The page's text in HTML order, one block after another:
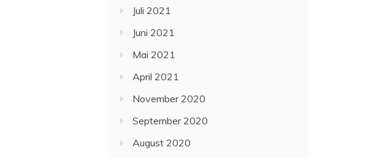
Juli 2021
Juni 2021
Mai 2021
April 2021
November 2020
September 2020
August 2020